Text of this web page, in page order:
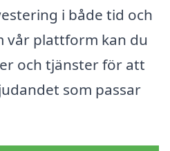
i både tid och
vår plattform kan du
och tjänster för att
som passar